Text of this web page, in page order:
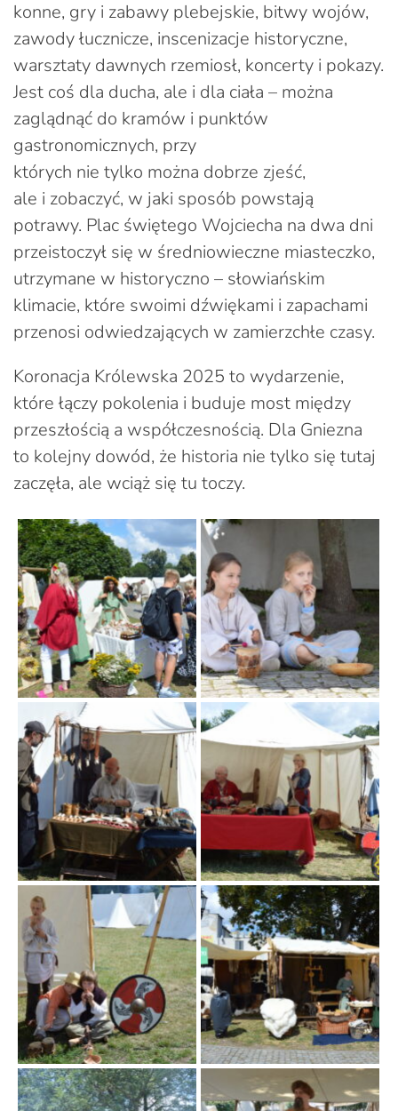
konne, gry i zabawy plebejskie, bitwy wojów,
zawody łucznicze, inscenizacje historyczne,
warsztaty dawnych rzemiosł, koncerty i pokazy.
Jest coś dla ducha, ale i dla ciała – można
zaglądnąć do kramów i punktów
gastronomicznych, przy
których nie tylko można dobrze zjeść,
ale i zobaczyć, w jaki sposób powstają
potrawy. Plac świętego Wojciecha na dwa dni
przeistoczył się w średniowieczne miasteczko,
utrzymane w historyczno – słowiańskim
klimacie, które swoimi dźwiękami i zapachami
przenosi odwiedzających w zamierzchłe czasy.
Koronacja Królewska 2025 to wydarzenie,
które łączy pokolenia i buduje most między
przeszłością a współczesnością. Dla Gniezna
to kolejny dowód, że historia nie tylko się tutaj
zaczęła, ale wciąż się tu toczy.